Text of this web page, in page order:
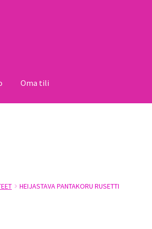
Oma tili
HEIJASTAVA PANTAKORU RUSETTI